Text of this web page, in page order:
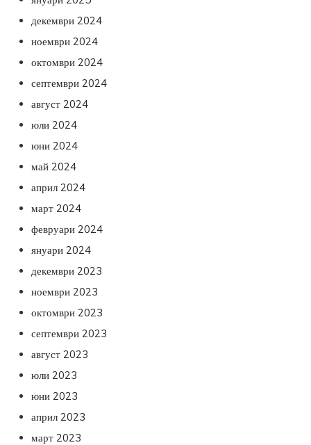
декември 2024
ноември 2024
октомври 2024
септември 2024
август 2024
юли 2024
юни 2024
май 2024
април 2024
март 2024
февруари 2024
януари 2024
декември 2023
ноември 2023
октомври 2023
септември 2023
август 2023
юли 2023
юни 2023
април 2023
март 2023